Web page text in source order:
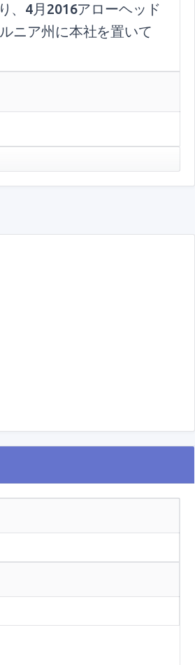
、4月2016アローヘッド
ニア州に本社を置いて